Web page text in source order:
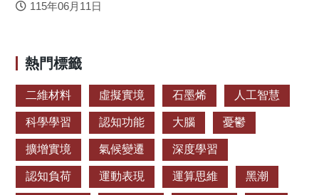
115年06月11日
熱門標籤
二維材料 虛擬實境 石墨烯 人工智慧
科學學習 認知功能 大腦 憂鬱
擴增實境 氣候變遷 深度學習
認知負荷 運動表現 運算思維 黑潮